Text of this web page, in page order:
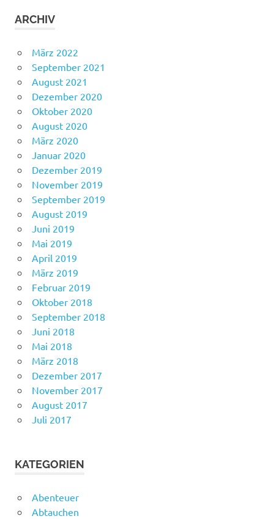
ARCHIV
März 2022
September 2021
August 2021
Dezember 2020
Oktober 2020
August 2020
März 2020
Januar 2020
Dezember 2019
November 2019
September 2019
August 2019
Juni 2019
Mai 2019
April 2019
März 2019
Februar 2019
Oktober 2018
September 2018
Juni 2018
Mai 2018
März 2018
Dezember 2017
November 2017
August 2017
Juli 2017
KATEGORIEN
Abenteuer
Abtauchen